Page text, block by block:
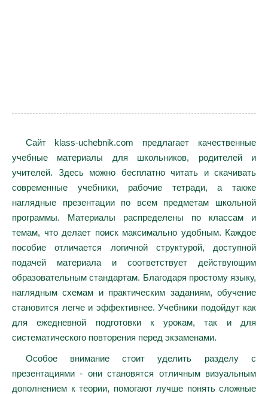
Сайт klass-uchebnik.com предлагает качественные
учебные материалы для школьников, родителей и
учителей. Здесь можно бесплатно читать и скачивать
современные учебники, рабочие тетради, а также
наглядные презентации по всем предметам школьной
программы. Материалы распределены по классам и
темам, что делает поиск максимально удобным. Каждое
пособие отличается логичной структурой, доступной
подачей материала и соответствует действующим
образовательным стандартам. Благодаря простому языку,
наглядным схемам и практическим заданиям, обучение
становится легче и эффективнее. Учебники подойдут как
для ежедневной подготовки к урокам, так и для
систематического повторения перед экзаменами.
Особое внимание стоит уделить разделу с
презентациями - они становятся отличным визуальным
дополнением к теории, помогают лучше понять сложные